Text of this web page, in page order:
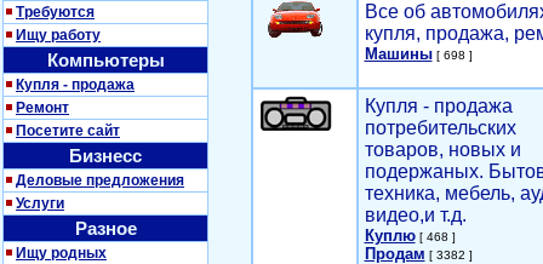
Требуются
Ищу работу
Компьютеры
Купля - продажа
Ремонт
Посетите сайт
Бизнесс
Деловые предложения
Услуги
Разное
Ищу родных
Все об
купля, продажа,
Машины[ 698 ]
Купля - продажа
потребительских
товаров, новых и
подержаных.
техника, мебель,
видео,и т.д.
Куплю[ 468 ]
Продам [ 3382 ]